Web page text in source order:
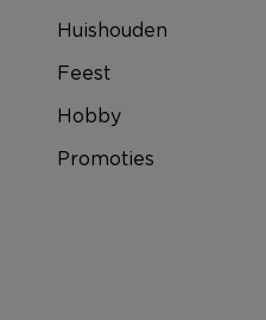
Huishouden
Feest
Hobby
Promoties